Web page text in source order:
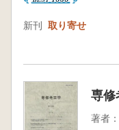
新刊 取り寄せ
専修
著者：